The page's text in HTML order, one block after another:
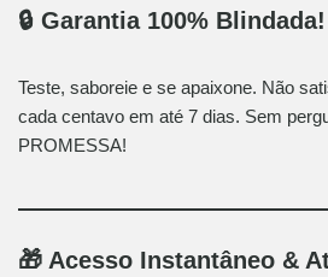
🔒 Garantia 100% Blindada!
Teste, saboreie e se apaixone. Não
cada centavo em até 7 dias. Sem
PROMESSA!
🎁 Acesso Instantâneo &